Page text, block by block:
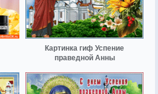
Картинка гиф Успение
праведной Анны